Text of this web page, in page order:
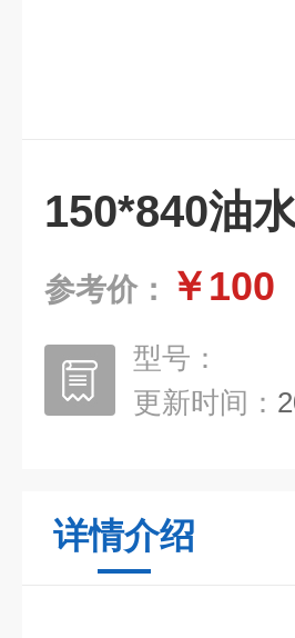
150*840油
参考价： ￥100
型号：
更新时间：
详情介绍